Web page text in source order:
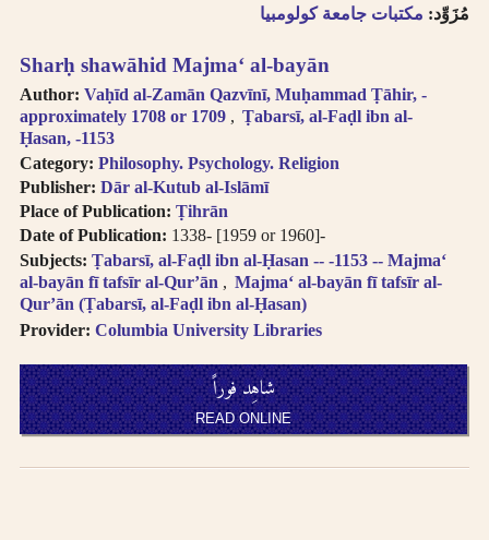
Sharḥ shawāhid Majmaʻ al-bayān
Author: Vaḥīd al-Zamān Qazvīnī, Muḥammad Ṭāhir, -
approximately 1708 or 1709
Ṭabarsī, al-Faḍl ibn al-
Ḥasan, -1153
Category: Philosophy. Psychology. Religion
Publisher: Dār al-Kutub al-Islāmī
Place of Publication: Ṭihrān
Date of Publication: 1338- [1959 or 1960]-
Subjects: Ṭabarsī, al-Faḍl ibn al-Ḥasan -- -1153 -- Majmaʻ
al-bayān fī tafsīr al-Qurʼān
Majmaʻ al-bayān fī tafsīr al-
Qurʼān (Ṭabarsī, al-Faḍl ibn al-Ḥasan)
Provider: Columbia University Libraries
شاهِد فوراً
READ ONLINE
مُزَوِّد: مكتبات جامعة كولومبيا